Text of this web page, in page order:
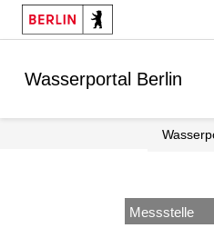
Springe zur Navigation
Springe zum Inhalt
Wasserportal Berlin
Messstelle